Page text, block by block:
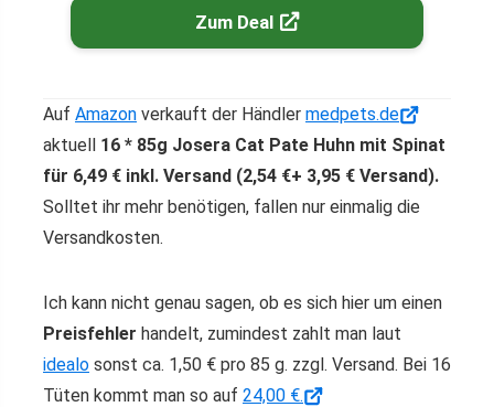
Zum Deal
Auf Amazon verkauft der Händler medpets.de
aktuell 16 * 85g Josera Cat Pate Huhn mit Spinat
für 6,49 € inkl. Versand (2,54 €+ 3,95 € Versand).
Solltet ihr mehr benötigen, fallen nur einmalig die
Versandkosten.
Ich kann nicht genau sagen, ob es sich hier um einen
Preisfehler handelt, zumindest zahlt man laut
idealo sonst ca. 1,50 € pro 85 g. zzgl. Versand. Bei 16
Tüten kommt man so auf 24,00 €.